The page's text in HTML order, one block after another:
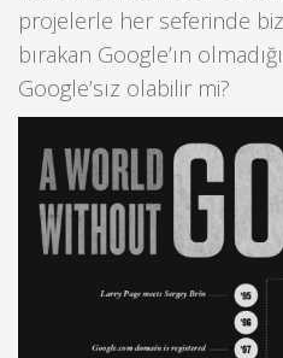
projelerle her seferinde
bırakan Google’ın
Google’sız olabilir mi?